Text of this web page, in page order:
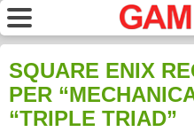
SQUARE ENIX
PER
“TRIPLE TRIAD”